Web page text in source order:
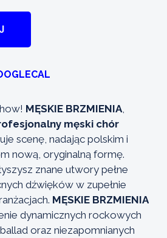
MĘSKIE BRZMIENIA
męski chór
scenę, nadając polskim i
nową, oryginalną formę.
znane utwory pełne
dźwięków w zupełnie
MĘSKIE BRZMIENIA
dynamicznych rockowych
oraz niezapomnianych